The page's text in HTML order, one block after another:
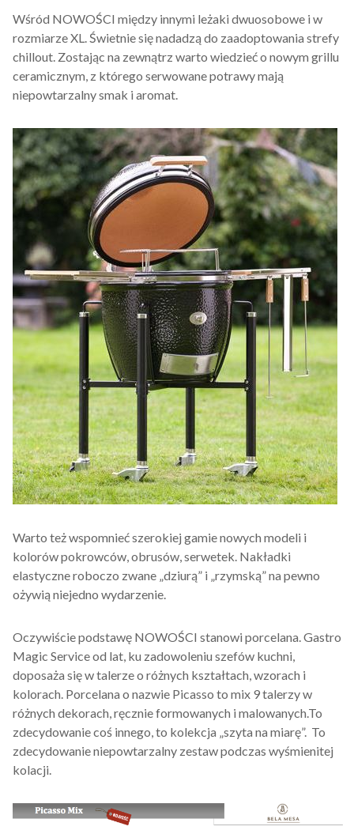
Wśród NOWOŚCI między innymi leżaki dwuosobowe i w
rozmiarze XL. Świetnie się nadadzą do zaadoptowania strefy
chillout. Zostając na zewnątrz warto wiedzieć o nowym grillu
ceramicznym, z którego serwowane potrawy mają
niepowtarzalny smak i aromat.
Warto też wspomnieć szerokiej gamie nowych modeli i
kolorów pokrowców, obrusów, serwetek. Nakładki
elastyczne roboczo zwane „dziurą” i „rzymską” na pewno
ożywią niejedno wydarzenie.
Oczywiście podstawę NOWOŚCI stanowi porcelana. Gastro
Magic Service od lat, ku zadowoleniu szefów kuchni,
doposaża się w talerze o różnych kształtach, wzorach i
kolorach. Porcelana o nazwie Picasso to mix 9 talerzy w
różnych dekorach, ręcznie formowanych i malowanych.To
zdecydowanie coś innego, to kolekcja „szyta na miarę”. To
zdecydowanie niepowtarzalny zestaw podczas wyśmienitej
kolacji.